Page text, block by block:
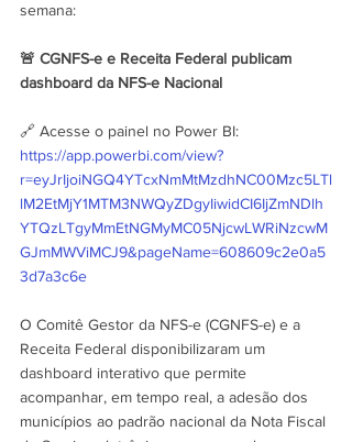
semana:
🚨 CGNFS-e e Receita Federal publicam
dashboard da NFS-e Nacional
🔗 Acesse o painel no Power BI:
https://app.powerbi.com/view?
r=eyJrIjoiNGQ4YTcxNmMtMzdhNC00Mzc5LTl
lM2EtMjY1MTM3NWQyZDgyIiwidCI6IjZmNDlh
YTQzLTgyMmEtNGMyMC05NjcwLWRiNzcwM
GJmMWViMCJ9&pageName=608609c2e0a5
3d7a3c6e
O Comitê Gestor da NFS-e (CGNFS-e) e a
Receita Federal disponibilizaram um
dashboard interativo que permite
acompanhar, em tempo real, a adesão dos
municípios ao padrão nacional da Nota Fiscal